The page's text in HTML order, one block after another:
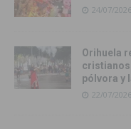
24/07/2026
Orihuela
cristianos
pólvora y
22/07/2026